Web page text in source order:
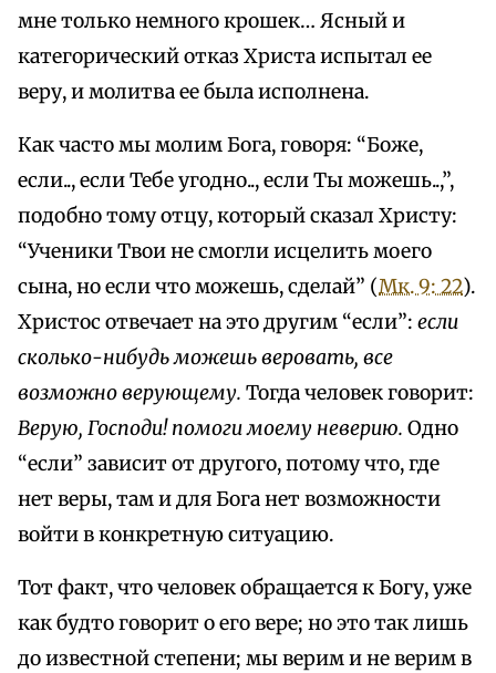
мне только немного крошек… Ясный и
категорический отказ Христа испытал ее
веру, и молитва ее была исполнена.
Как часто мы молим Бога, говоря: “Боже,
если.., если Тебе угодно.., если Ты можешь..,”,
подобно тому отцу, который сказал Христу:
“Ученики Твои не смогли исцелить моего
сына, но если что можешь, сделай” (Мк. 9: 22).
Христос отвечает на это другим “если”: если
сколько-нибудь можешь веровать, все
возможно верующему. Тогда человек говорит:
Верую, Господи! помоги моему неверию. Одно
“если” зависит от другого, потому что, где
нет веры, там и для Бога нет возможности
войти в конкретную ситуацию.
Тот факт, что человек обращается к Богу, уже
как будто говорит о его вере; но это так лишь
до известной степени; мы верим и не верим в